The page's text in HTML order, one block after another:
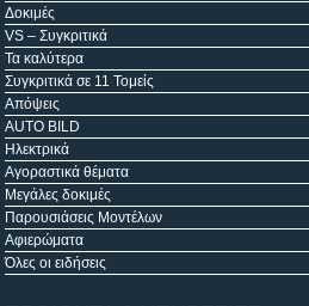
Δοκιμές
VS – Συγκριτικά
Τα καλύτερα
Συγκριτικά σε 11 Τομείς
Απόψεις
AUTO BILD
Ηλεκτρικά
Αγοραστικά θέματα
Μεγάλες δοκιμές
Παρουσιάσεις Μοντέλων
Αφιερώματα
Όλες οι ειδήσεις